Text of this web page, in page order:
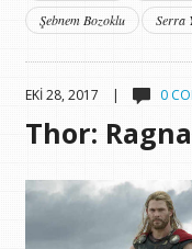
Şebnem Bozoklu
Serra
EKI 28, 2017 | 0
Thor: